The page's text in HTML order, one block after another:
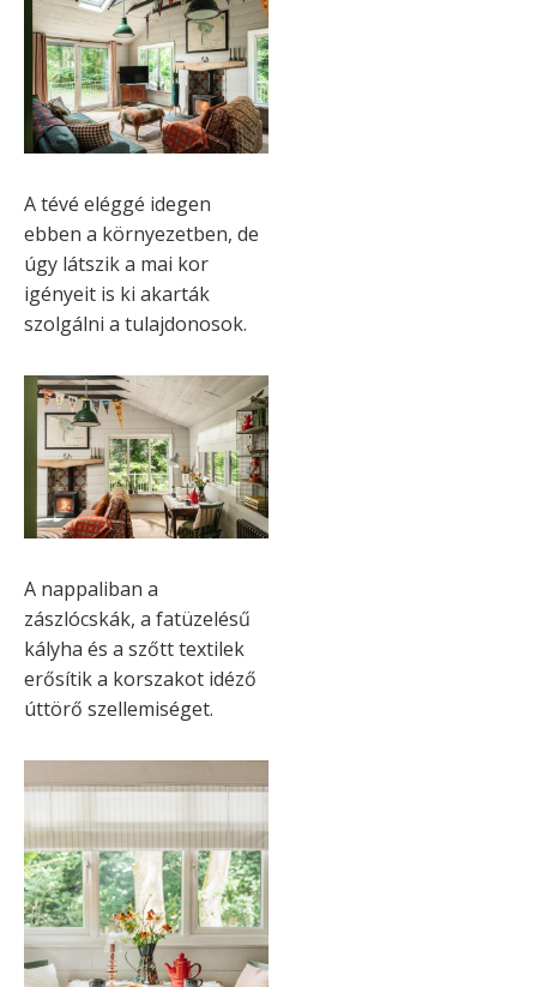
A tévé eléggé idegen
ebben a környezetben, de
úgy látszik a mai kor
igényeit is ki akarták
szolgálni a tulajdonosok.
A nappaliban a
zászlócskák, a fatüzelésű
kályha és a szőtt textilek
erősítik a korszakot idéző
úttörő szellemiséget.